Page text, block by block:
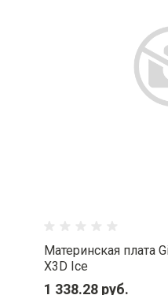
Материнская плата
X3D Ice
1 338.28 руб.